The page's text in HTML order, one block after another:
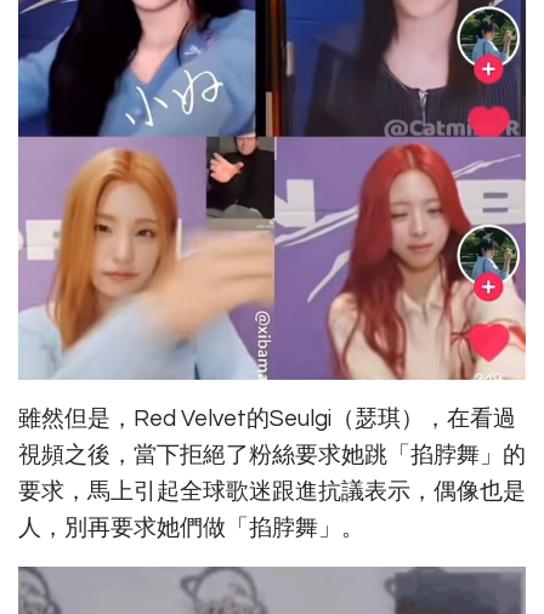
雖然但是，Red Velvet的Seulgi（瑟琪），在看過
視頻之後，當下拒絕了粉絲要求她跳「掐脖舞」的
要求，馬上引起全球歌迷跟進抗議表示，偶像也是
人，別再要求她們做「掐脖舞」。